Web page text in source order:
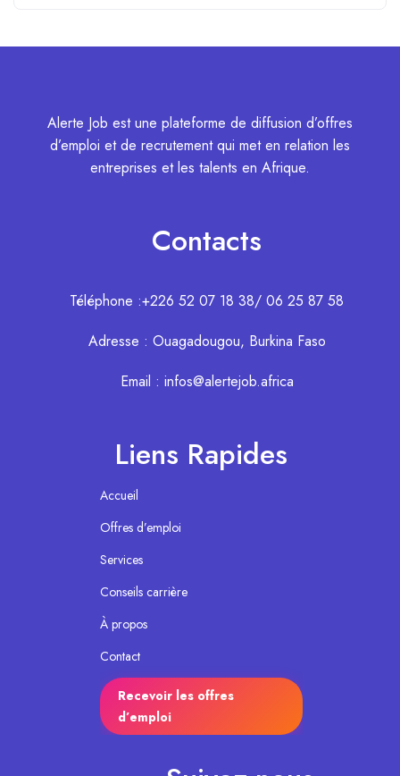
Alerte Job est une plateforme de diffusion d’offres
d’emploi et de recrutement qui met en relation les
entreprises et les talents en Afrique.
Contacts
Téléphone :+226 52 07 18 38/ 06 25 87 58
Adresse : Ouagadougou, Burkina Faso
Email : infos@alertejob.africa
Liens Rapides
Accueil
Offres d’emploi
Services
Conseils carrière
À propos
Contact
Recevoir les offres
d’emploi